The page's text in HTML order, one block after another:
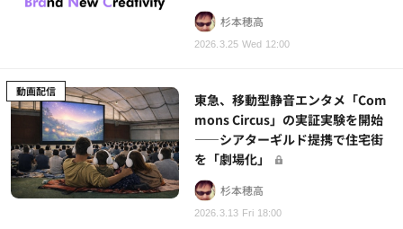
2026.3.25 Wed 12:00
杉本穂高
動画配信
2026.3.13 Fri 18:00
東急、移動型静音エンタメ「Com
mons Circus」の実証実験を開始
――シアターギルド提携で住宅街
を「劇場化」
杉本穂高